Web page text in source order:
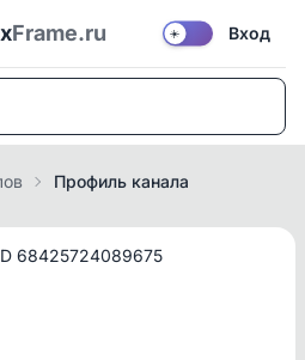
Frame.ru ☀️ Вход
Профиль канала
68425724089675